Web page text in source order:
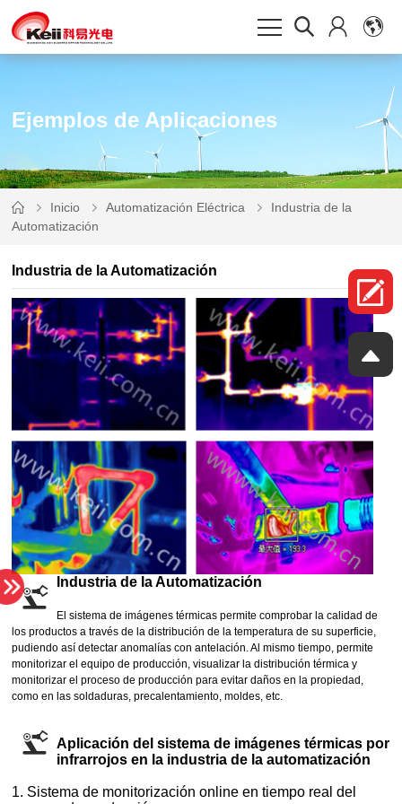
Ejemplos de Aplicaciones
Inicio
Automatización Eléctrica
Automatización
Industria de la Automatización
Industria de la Automatización
como en las soldaduras, precalentamiento, moldes, etc.
infrarrojos en la industria de la automatización
1. Sistema de monitorizaciónonline